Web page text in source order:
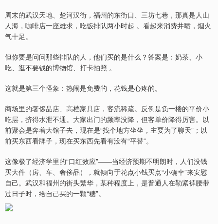
周末的武汉天地、楚河汉街，福州的东街口、三坊七巷，那真是人山
人海，咖啡店一座难求，吃饭排队两小时起 。看起来消费井喷，烟火
气十足。
但你要是问问那些排队的人，他们买的是什么？答案是：奶茶、小
吃、逛不要钱的博物馆、打卡拍照 。
这就是第三个怪象：热闹是免费的，花钱是心疼的。
商场里的奢侈品店、高档家具店，客流稀疏。反倒是负一楼的平价小
吃层，挤得水泄不通。大家出门的频率没降，但客单价降得厉害。以
前聚会是奔着大馆子去，现在是“找个地方坐坐，主要为了聊天”；以
前买东西看牌子，现在买东西先看有没有“平替”。
这像极了经济学里的“口红效应”——当经济预期不明朗时，人们没钱
买大件（房、车、奢侈品），就倾向于花点小钱买点“小确幸”来安慰
自己。武汉和福州的街头繁华，某种程度上，是普通人在勒紧裤腰带
过日子时，给自己买的一颗“糖”。